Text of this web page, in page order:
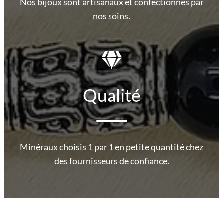
nos soins.
Qualité
Minéraux choisis 1 par 1 en petite quantité chez
des fournisseurs de confiance.